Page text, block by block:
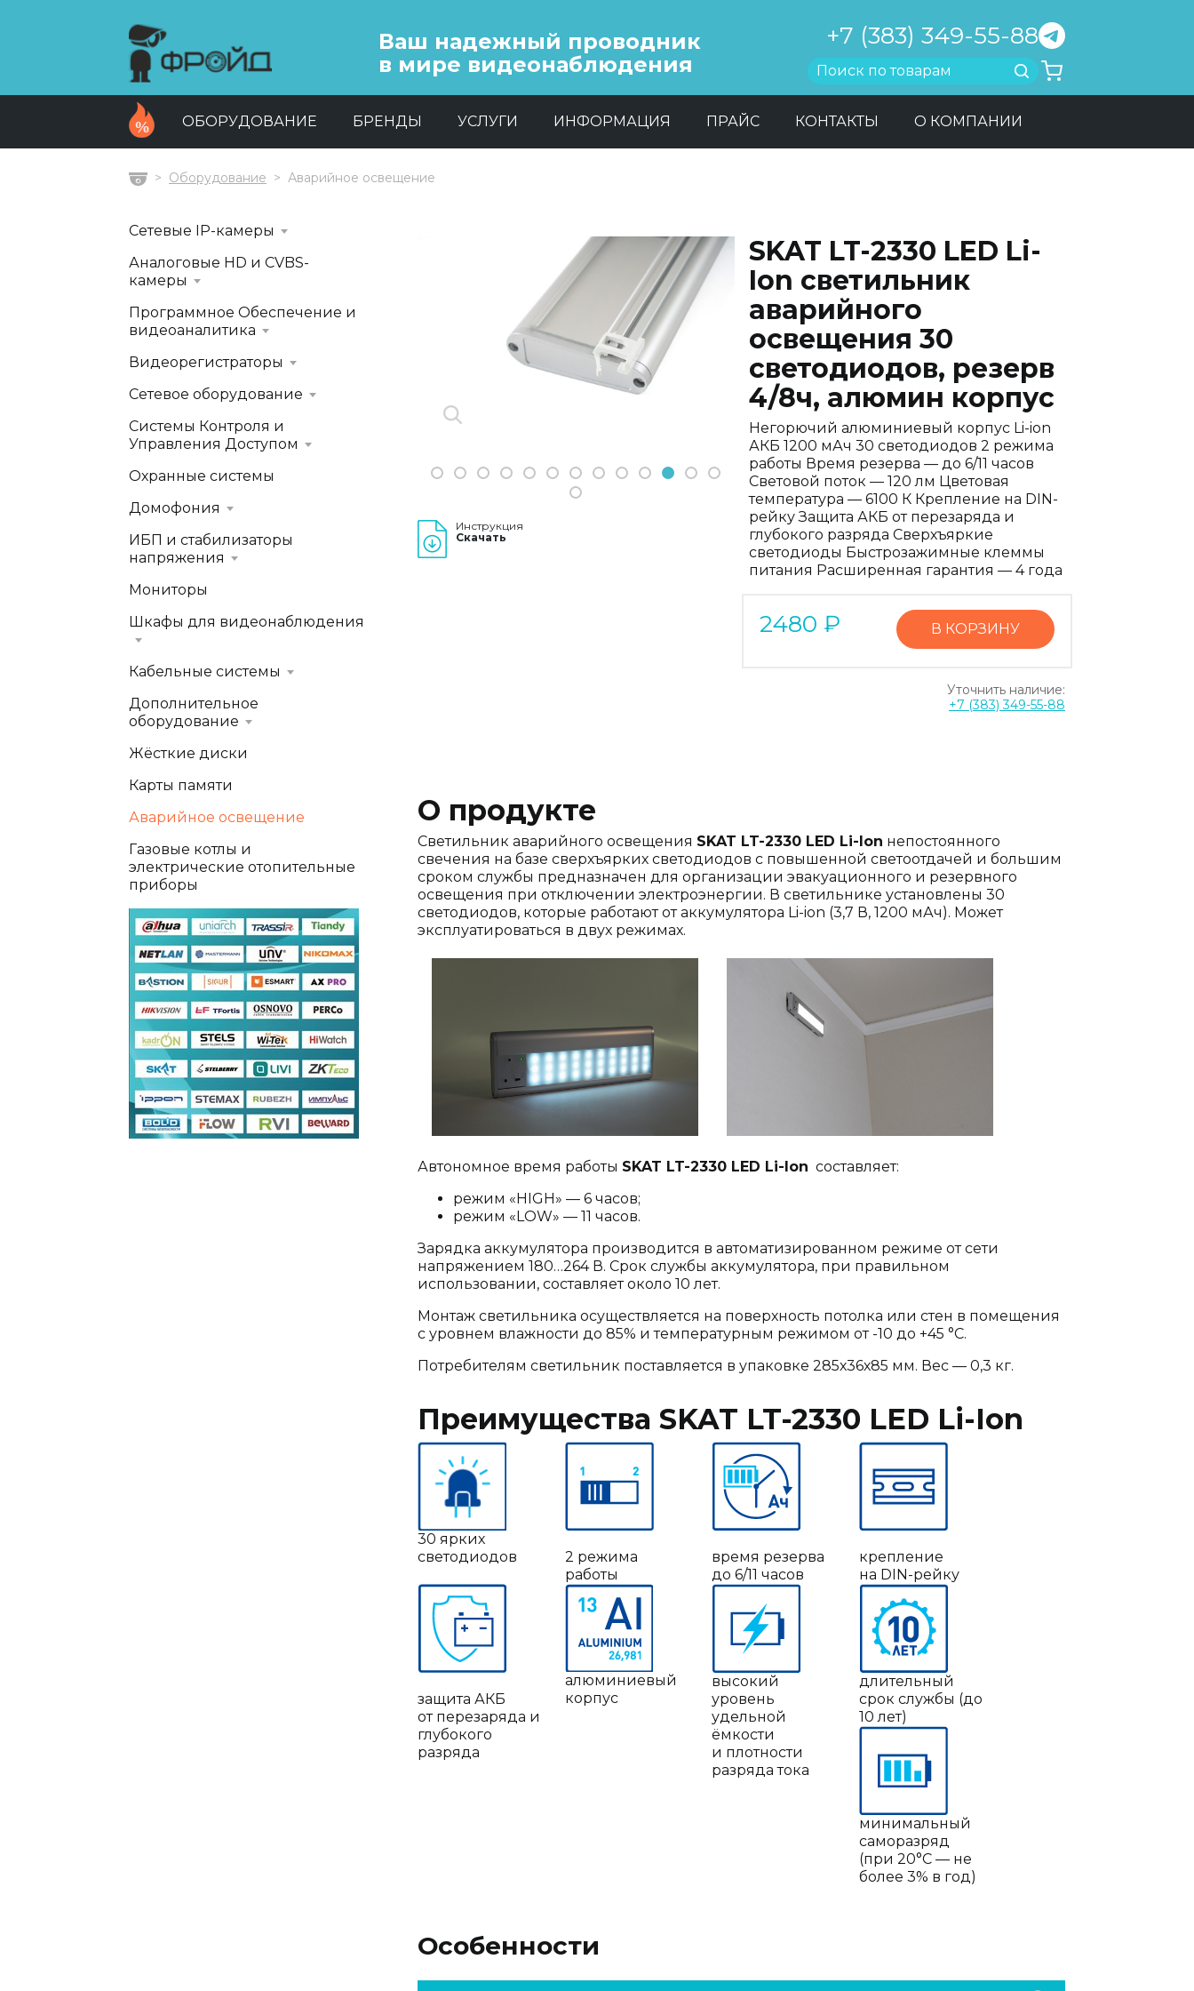
Ваш надежный проводник
в мире видеонаблюдения
+7 (383) 349-55-88
Найти
ОБОРУДОВАНИЕ БРЕНДЫ УСЛУГИ ИНФОРМАЦИЯ ПРАЙС КОНТАКТЫ О КОМПАНИИ
ГлавнаяОборудование Аварийное освещение
1 2 3 4 5 6 7 8 9 10 11 12
13
14
Инструкция
Скачать
SKAT LT-2330 LED Li-
Ion светильник
аварийного
освещения 30
светодиодов, резерв
4/8ч, алюмин корпус
Негорючий алюминиевый корпус Li-ion
АКБ 1200 мАч 30 светодиодов 2 режима
работы Время резерва — до 6/11 часов
Световой поток — 120 лм Цветовая
температура — 6100 К Крепление на DIN-
рейку Защита АКБ от перезаряда и
глубокого разряда Сверхъяркие
светодиоды Быстрозажимные клеммы
питания Расширенная гарантия — 4 года
2480 ₽ В КОРЗИНУ
Уточнить наличие:
+7 (383) 349-55-88
О продукте
Светильник аварийного освещения SKAT LT-2330 LED Li-Ion непостоянного
свечения на базе сверхъярких светодиодов с повышенной светоотдачей и большим
сроком службы предназначен для организации эвакуационного и резервного
освещения при отключении электроэнергии. В светильнике установлены 30
светодиодов, которые работают от аккумулятора Li-ion (3,7 В, 1200 мАч). Может
эксплуатироваться в двух режимах.
Автономное время работы SKAT LT-2330 LED Li-Ion составляет:
режим «HIGH» — 6 часов;
режим «LOW» — 11 часов.
Зарядка аккумулятора производится в автоматизированном режиме от сети
напряжением 180…264 В. Срок службы аккумулятора, при правильном
использовании, составляет около 10 лет.
Монтаж светильника осуществляется на поверхность потолка или стен в помещения
с уровнем влажности до 85% и температурным режимом от -10 до +45 °С.
Потребителям светильник поставляется в упаковке 285х36х85 мм. Вес — 0,3 кг.
Преимущества SKAT LT-2330 LED Li-Ion
30 ярких
светодиодов
2 режима
работы
время резерва
до 6/11 часов
крепление
на DIN-рейку
защита АКБ
от перезаряда и
глубокого
разряда
алюминиевый
корпус
высокий
уровень
удельной
ёмкости
и плотности
разряда тока
длительный
срок службы (до
10 лет)
минимальный
саморазряд
(при 20°C — не
более 3% в год)
Особенности
Сетевые IP-камеры
Аналоговые HD и CVBS-
камеры
Программное Обеспечение и
видеоаналитика
Видеорегистраторы
Сетевое оборудование
Системы Контроля и
Управления Доступом
Охранные системы
Домофония
ИБП и стабилизаторы
напряжения
Мониторы
Шкафы для видеонаблюдения
Кабельные системы
Дополнительное
оборудование
Жёсткие диски
Карты памяти
Аварийное освещение
Газовые котлы и
электрические отопительные
приборы